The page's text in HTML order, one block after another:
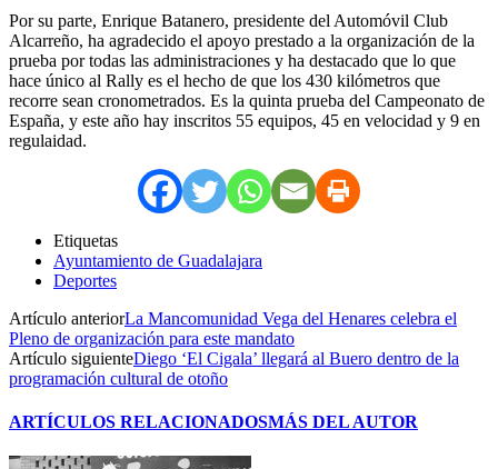
Por su parte, Enrique Batanero, presidente del Automóvil Club
Alcarreño, ha agradecido el apoyo prestado a la organización de la
prueba por todas las administraciones y ha destacado que lo que
hace único al Rally es el hecho de que los 430 kilómetros que
recorre sean cronometrados. Es la quinta prueba del Campeonato de
España, y este año hay inscritos 55 equipos, 45 en velocidad y 9 en
regulaidad.
Etiquetas
Ayuntamiento de Guadalajara
Deportes
Artículo anteriorLa Mancomunidad Vega del Henares celebra el
Pleno de organización para este mandato
Artículo siguienteDiego ‘El Cigala’ llegará al Buero dentro de la
programación cultural de otoño
ARTÍCULOS RELACIONADOSMÁS DEL AUTOR